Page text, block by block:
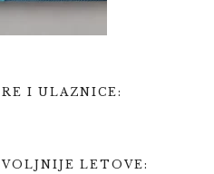
I ULAZNICE:
LETOVE: